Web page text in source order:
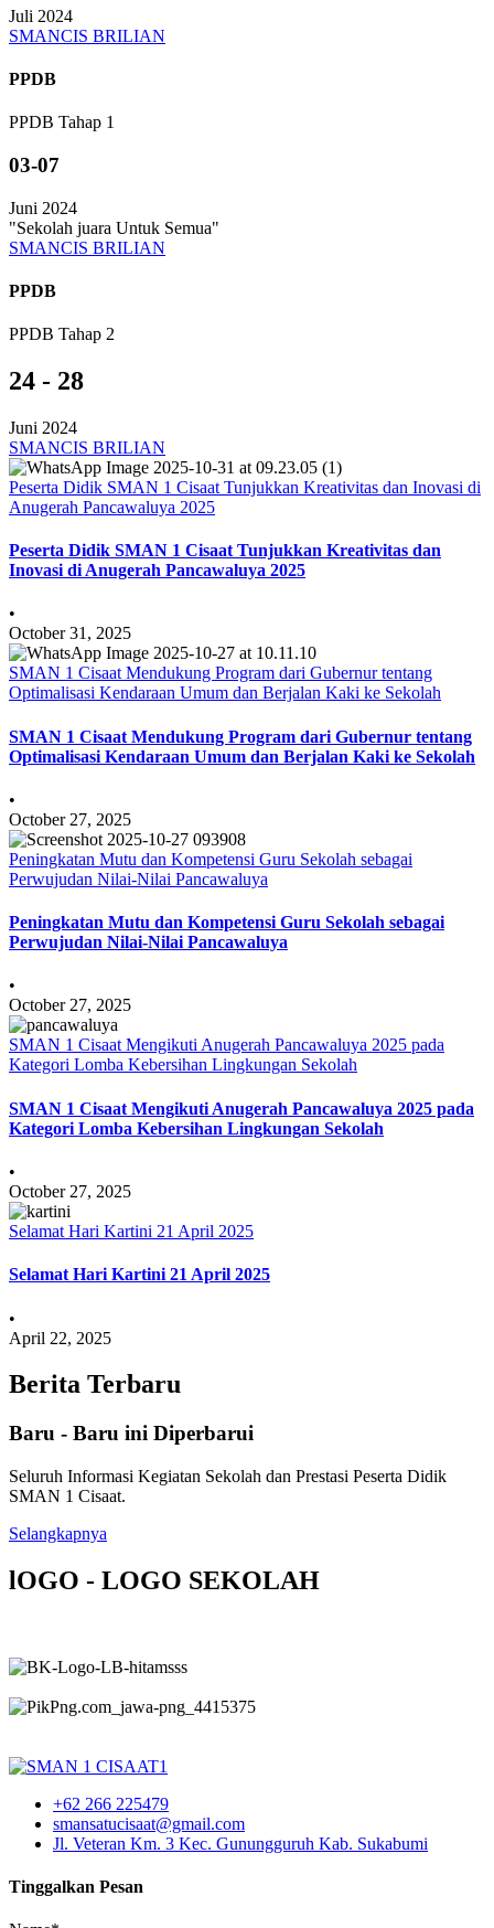
Juli 2024
SMANCIS BRILIAN
PPDB
PPDB Tahap 1
03-07
Juni 2024
"Sekolah juara Untuk Semua"
SMANCIS BRILIAN
PPDB
PPDB Tahap 2
24 - 28
Juni 2024
SMANCIS BRILIAN
Peserta Didik SMAN 1 Cisaat Tunjukkan Kreativitas dan Inovasi di
Anugerah Pancawaluya 2025
Peserta Didik SMAN 1 Cisaat Tunjukkan Kreativitas dan
Inovasi di Anugerah Pancawaluya 2025
•
October 31, 2025
SMAN 1 Cisaat Mendukung Program dari Gubernur tentang
Optimalisasi Kendaraan Umum dan Berjalan Kaki ke Sekolah
SMAN 1 Cisaat Mendukung Program dari Gubernur tentang
Optimalisasi Kendaraan Umum dan Berjalan Kaki ke Sekolah
•
October 27, 2025
Peningkatan Mutu dan Kompetensi Guru Sekolah sebagai
Perwujudan Nilai-Nilai Pancawaluya
Peningkatan Mutu dan Kompetensi Guru Sekolah sebagai
Perwujudan Nilai-Nilai Pancawaluya
•
October 27, 2025
SMAN 1 Cisaat Mengikuti Anugerah Pancawaluya 2025 pada
Kategori Lomba Kebersihan Lingkungan Sekolah
SMAN 1 Cisaat Mengikuti Anugerah Pancawaluya 2025 pada
Kategori Lomba Kebersihan Lingkungan Sekolah
•
October 27, 2025
Selamat Hari Kartini 21 April 2025
Selamat Hari Kartini 21 April 2025
•
April 22, 2025
Berita Terbaru
Baru - Baru ini Diperbarui
Seluruh Informasi Kegiatan Sekolah dan Prestasi Peserta Didik
SMAN 1 Cisaat.
Selangkapnya
lOGO - LOGO SEKOLAH
+62 266 225479
smansatucisaat@gmail.com
Jl. Veteran Km. 3 Kec. Gunungguruh Kab. Sukabumi
Tinggalkan Pesan